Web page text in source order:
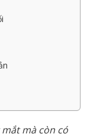
mà còn có